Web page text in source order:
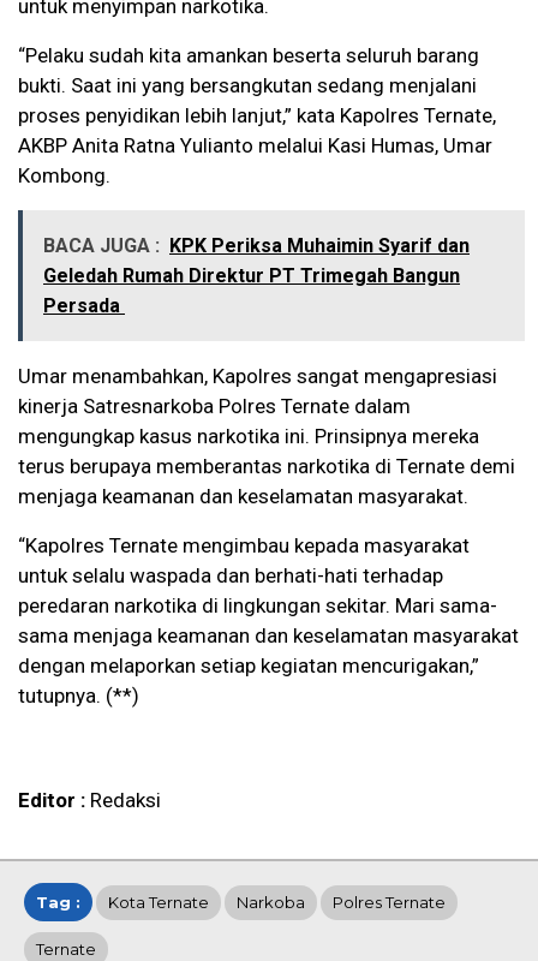
untuk menyimpan narkotika.
“Pelaku sudah kita amankan beserta seluruh barang
bukti. Saat ini yang bersangkutan sedang menjalani
proses penyidikan lebih lanjut,” kata Kapolres Ternate,
AKBP Anita Ratna Yulianto melalui Kasi Humas, Umar
Kombong.
BACA JUGA : KPK Periksa Muhaimin Syarif dan
Geledah Rumah Direktur PT Trimegah Bangun
Persada
Umar menambahkan, Kapolres sangat mengapresiasi
kinerja Satresnarkoba Polres Ternate dalam
mengungkap kasus narkotika ini. Prinsipnya mereka
terus berupaya memberantas narkotika di Ternate demi
menjaga keamanan dan keselamatan masyarakat.
“Kapolres Ternate mengimbau kepada masyarakat
untuk selalu waspada dan berhati-hati terhadap
peredaran narkotika di lingkungan sekitar. Mari sama-
sama menjaga keamanan dan keselamatan masyarakat
dengan melaporkan setiap kegiatan mencurigakan,”
tutupnya. (**)
Editor : Redaksi
Tag : Kota Ternate Narkoba Polres Ternate
Ternate